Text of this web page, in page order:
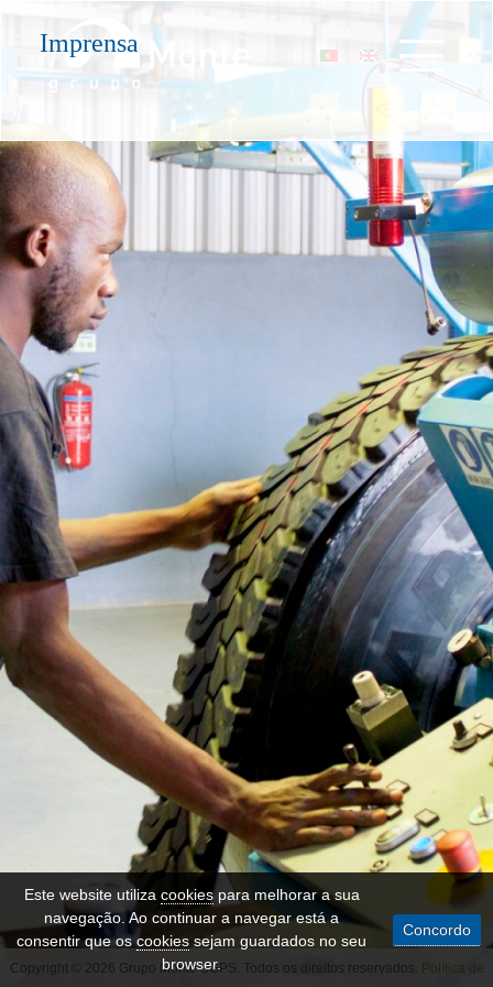
Imprensa
Copyright © 2026 Grupo Monte SGPS. Todos os direitos reservados. Política de
Este website utiliza cookiespara melhorar a sua
navegação. Ao continuar a navegar está a
consentir que os cookies sejam guardados no seu
browser.
Concordo